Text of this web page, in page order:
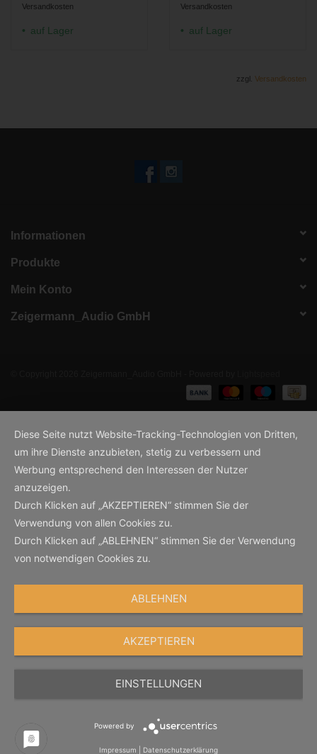
Versandkosten
auf Lager
Versandkosten
auf Lager
zzgl. Versandkosten
Informationen
Produkte
Mein Konto
Zeigermann_Audio GmbH
Diese Seite nutzt Website-Tracking-Technologien von Dritten,
um ihre Dienste anzubieten, stetig zu verbessern und
Werbung entsprechend den Interessen der Nutzer
anzuzeigen.
Durch Klicken auf „AKZEPTIEREN“ stimmen Sie der
Verwendung von allen Cookies zu.
Durch Klicken auf „ABLEHNEN“ stimmen Sie der Verwendung
von notwendigen Cookies zu.
ABLEHNEN
AKZEPTIEREN
EINSTELLUNGEN
Powered by
Impressum Datenschutzerklärung